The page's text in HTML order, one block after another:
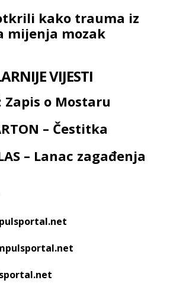
kako trauma iz
mijenja mozak
VIJESTI
Zapis o Mostaru
– Čestitka
– Lanac zagađenja